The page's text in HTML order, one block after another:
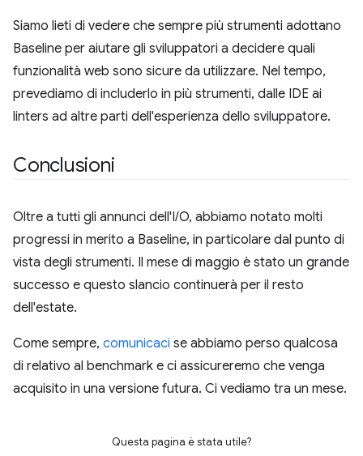
Siamo lieti di vedere che sempre più strumenti adottano
Baseline per aiutare gli sviluppatori a decidere quali
funzionalità web sono sicure da utilizzare. Nel tempo,
prevediamo di includerlo in più strumenti, dalle IDE ai
linters ad altre parti dell'esperienza dello sviluppatore.
Conclusioni
Oltre a tutti gli annunci dell'I/O, abbiamo notato molti
progressi in merito a Baseline, in particolare dal punto di
vista degli strumenti. Il mese di maggio è stato un grande
successo e questo slancio continuerà per il resto
dell'estate.
Come sempre, comunicaci se abbiamo perso qualcosa
di relativo al benchmark e ci assicureremo che venga
acquisito in una versione futura. Ci vediamo tra un mese.
Questa pagina è stata utile?